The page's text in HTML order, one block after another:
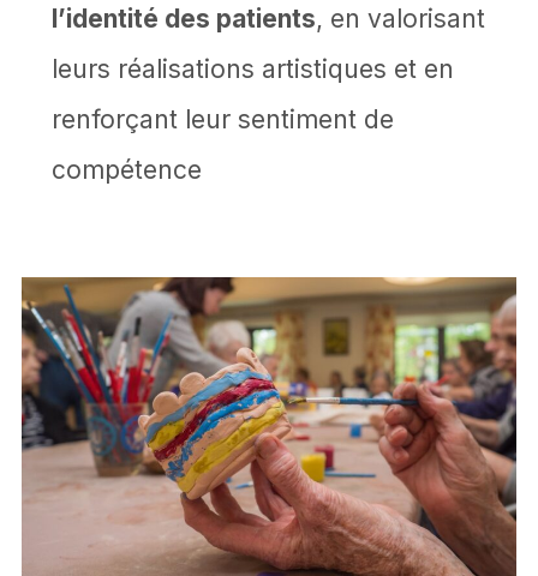
l’identité des patients, en valorisant
leurs réalisations artistiques et en
renforçant leur sentiment de
compétence